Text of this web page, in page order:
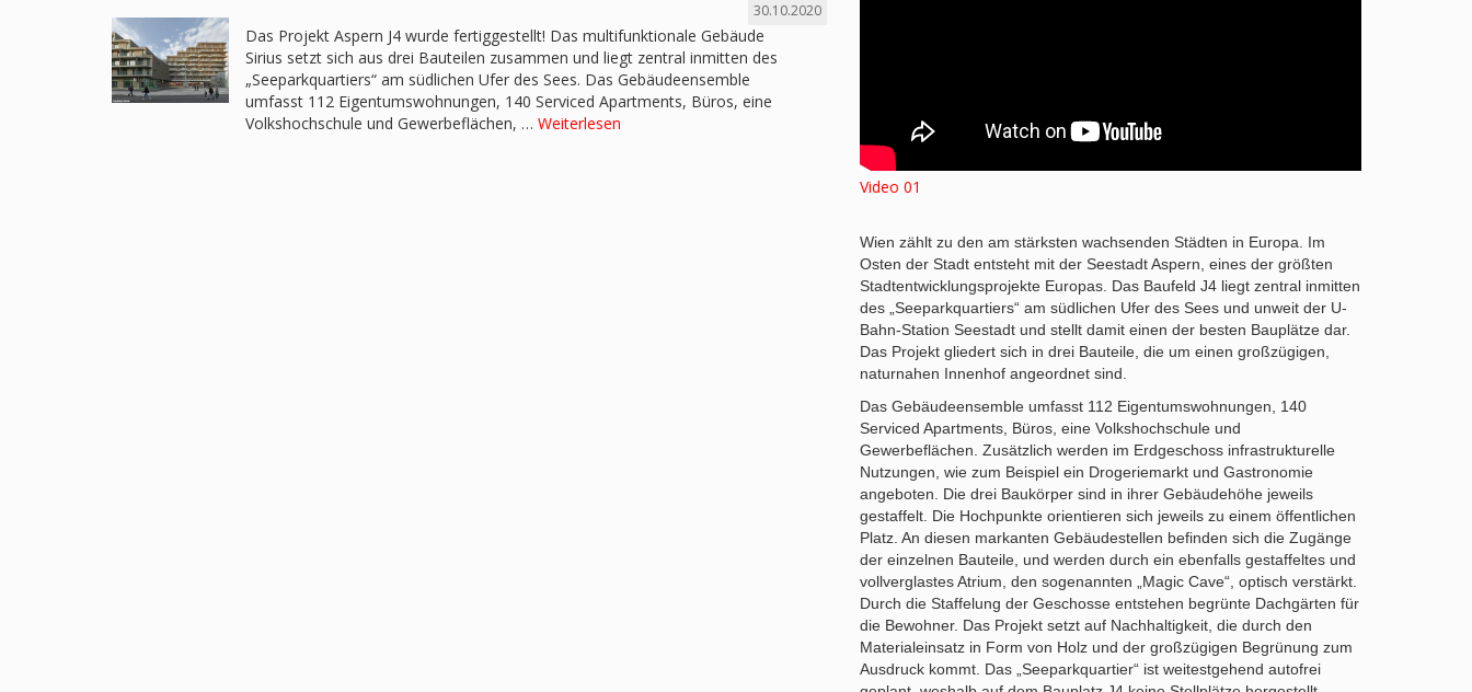
30.10.2020
Das Projekt Aspern J4 wurde fertiggestellt! Das multifunktionale Gebäude
Sirius setzt sich aus drei Bauteilen zusammen und liegt zentral inmitten des
„Seeparkquartiers“ am südlichen Ufer des Sees. Das Gebäudeensemble
umfasst 112 Eigentumswohnungen, 140 Serviced Apartments, Büros, eine
Volkshochschule und Gewerbeflächen, … Weiterlesen
Video 01
Wien zählt zu den am stärksten wachsenden Städten in Europa. Im
Osten der Stadt entsteht mit der Seestadt Aspern, eines der größten
Stadtentwicklungsprojekte Europas. Das Baufeld J4 liegt zentral inmitten
des „Seeparkquartiers“ am südlichen Ufer des Sees und unweit der U-
Bahn-Station Seestadt und stellt damit einen der besten Bauplätze dar.
Das Projekt gliedert sich in drei Bauteile, die um einen großzügigen,
naturnahen Innenhof angeordnet sind.
Das Gebäudeensemble umfasst 112 Eigentumswohnungen, 140
Serviced Apartments, Büros, eine Volkshochschule und
Gewerbeflächen. Zusätzlich werden im Erdgeschoss infrastrukturelle
Nutzungen, wie zum Beispiel ein Drogeriemarkt und Gastronomie
angeboten. Die drei Baukörper sind in ihrer Gebäudehöhe jeweils
gestaffelt. Die Hochpunkte orientieren sich jeweils zu einem öffentlichen
Platz. An diesen markanten Gebäudestellen befinden sich die Zugänge
der einzelnen Bauteile, und werden durch ein ebenfalls gestaffeltes und
vollverglastes Atrium, den sogenannten „Magic Cave“, optisch verstärkt.
Durch die Staffelung der Geschosse entstehen begrünte Dachgärten für
die Bewohner. Das Projekt setzt auf Nachhaltigkeit, die durch den
Materialeinsatz in Form von Holz und der großzügigen Begrünung zum
Ausdruck kommt. Das „Seeparkquartier“ ist weitestgehend autofrei